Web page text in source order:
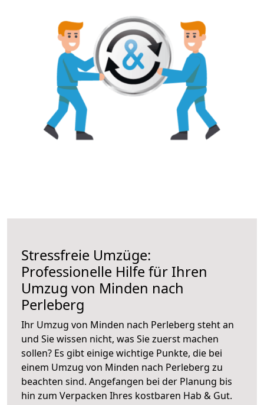
Stressfreie Umzüge:
Professionelle Hilfe für Ihren
Umzug von Minden nach
Perleberg
Ihr Umzug von Minden nach Perleberg steht an
und Sie wissen nicht, was Sie zuerst machen
sollen? Es gibt einige wichtige Punkte, die bei
einem Umzug von Minden nach Perleberg zu
beachten sind. Angefangen bei der Planung bis
hin zum Verpacken Ihres kostbaren Hab & Gut.